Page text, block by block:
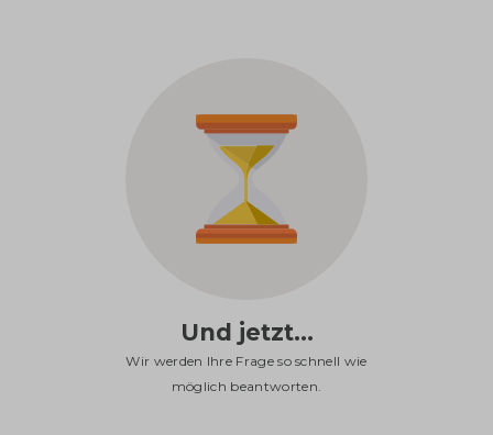
Und jetzt...
Wir werden Ihre Frage so schnell wie
möglich beantworten.